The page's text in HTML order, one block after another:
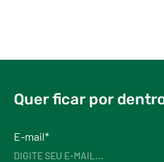
Quer ficar por
E-mail*